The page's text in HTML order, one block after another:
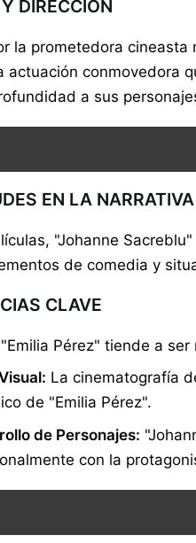
DIRECCIÓN
la prometedora cineasta
actuación conmovedora
a sus
EN LA NARRATIVA
"Johanne
de comedia y
CLAVE
"Emilia Pérez" tiende a
La cinematografía
de "Emilia Pérez".
de Personajes:
con la